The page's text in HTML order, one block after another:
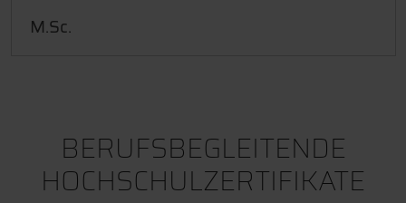
M.Sc.
BERUFSBEGLEITENDE
HOCHSCHULZERTIFIKATE